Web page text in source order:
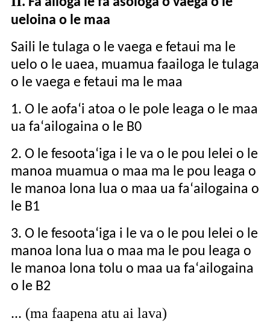
ueloina o le maa
Saili le tulaga o le vaega e fetaui ma le
uelo o le uaea, muamua faailoga le tulaga
o le vaega e fetaui ma le maa
1. O le aofaʻi atoa o le pole leaga o le maa
ua faʻailogaina o le B0
2. O le fesootaʻiga i le va o le pou lelei o le
manoa muamua o maa ma le pou leaga o
le manoa lona lua o maa ua faʻailogaina o
le B1
3. O le fesootaʻiga i le va o le pou lelei o le
manoa lona lua o maa ma le pou leaga o
le manoa lona tolu o maa ua faʻailogaina
o le B2
... (ma faapena atu ai lava)